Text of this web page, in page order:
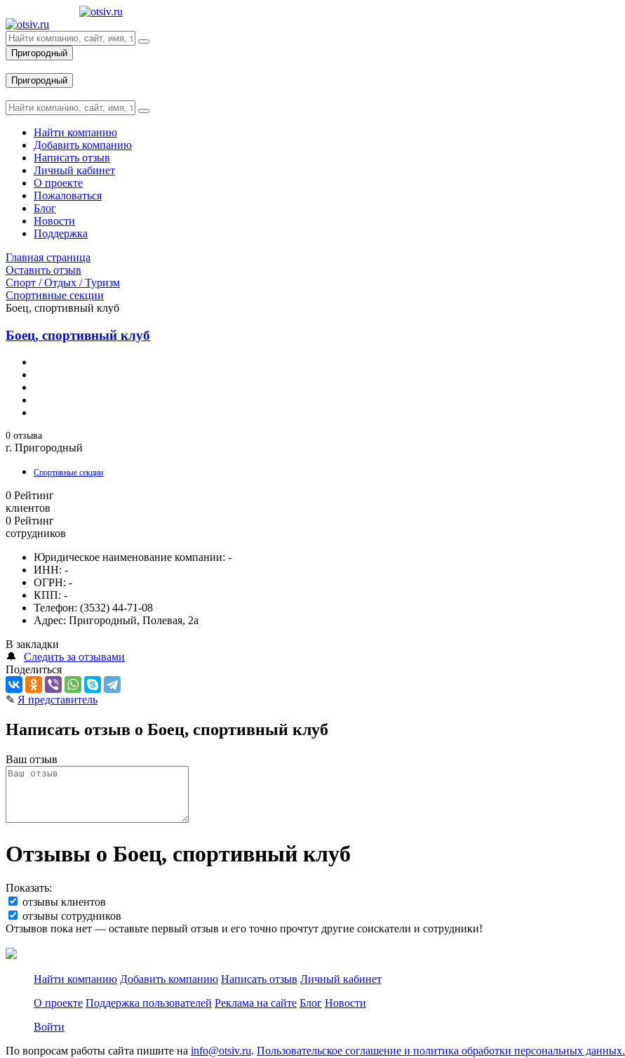
Пригородный
Пригородный
Найти компанию
Добавить компанию
Написать отзыв
Личный кабинет
О проекте
Пожаловаться
Блог
Новости
Поддержка
Главная страница
Оставить отзыв
Спорт / Отдых / Туризм
Спортивные секции
Боец, спортивный клуб
Боец, спортивный клуб
0 отзыва
г. Пригородный
Спортивные секции
0 Рейтинг
клиентов
0 Рейтинг
сотрудников
Юридическое наименование компании: -
ИНН: -
ОГРН: -
КПП: -
Телефон: (3532) 44-71-08
Адрес: Пригородный, Полевая, 2а
В закладки
🔔
Следить за отзывами
Поделиться
✎ Я представитель
Написать отзыв о Боец, спортивный клуб
Ваш отзыв
Отзывы о Боец, спортивный клуб
Показать:
отзывы клиентов
отзывы сотрудников
Отзывов пока нет — оставьте первый отзыв и его точно прочтут другие соискатели и сотрудники!
Найти компанию Добавить компанию Написать отзыв Личный кабинет
О проекте Поддержка пользователей Реклама на сайте Блог Новости
Войти
По вопросам работы сайта пишите на info@otsiv.ru. Пользовательское соглашение и политика обработки персональных данных.